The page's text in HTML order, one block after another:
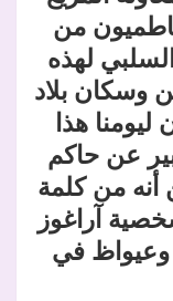
من
لهذه
وسكان بلاد
هذا
عن حاكم
أنه من كلمة
آراغوز
وعيواظ في